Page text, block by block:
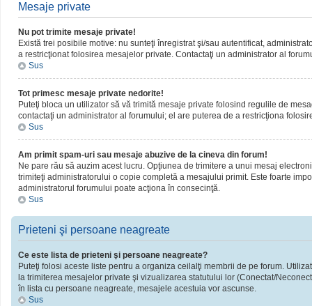
Mesaje private
Nu pot trimite mesaje private!
Există trei posibile motive: nu sunteţi înregistrat şi/sau autentificat,
a restricţionat folosirea mesajelor private. Contactaţi un administrator al
Sus
Tot primesc mesaje private nedorite!
Puteţi bloca un utilizator să vă trimită mesaje private folosind regulile de
contactaţi un administrator al forumului; el are puterea de a restricţiona
Sus
Am primit spam-uri sau mesaje abuzive de la cineva din forum!
Ne pare rău să auzim acest lucru. Opţiunea de trimitere a unui mesaj
trimiteţi administratorului o copie completă a mesajului primit. Este foarte
administratorul forumului poate acţiona în consecinţă.
Sus
Prieteni şi persoane neagreate
Ce este lista de prieteni şi persoane neagreate?
Puteţi folosi aceste liste pentru a organiza ceilalţi membrii de pe forum.
la trimiterea mesajelor private şi vizualizarea statutului lor (Conectat/
în lista cu persoane neagreate, mesajele acestuia vor ascunse.
Sus